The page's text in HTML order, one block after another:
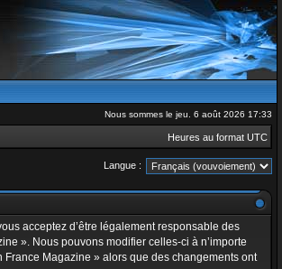
Nous sommes le jeu. 6 août 2026 17:33
Heures au format UTC
Langue :
acceptez d’être légalement responsable des
». Nous pouvons modifier celles-ci à n’importe
Magazine » alors que des changements ont